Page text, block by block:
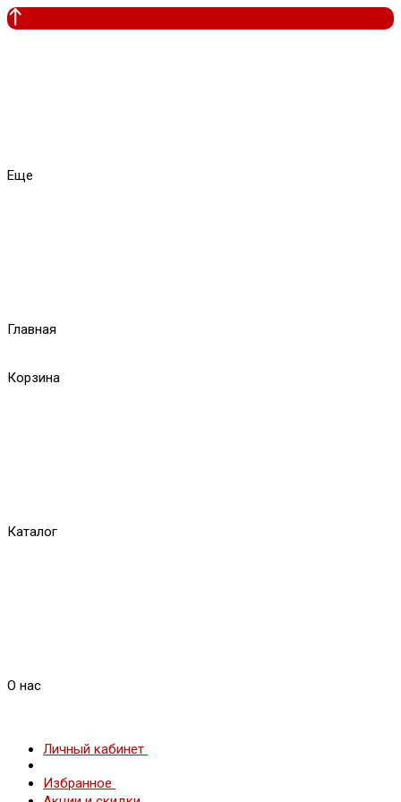
Еще
Главная
Корзина
Каталог
О нас
Личный кабинет
Избранное